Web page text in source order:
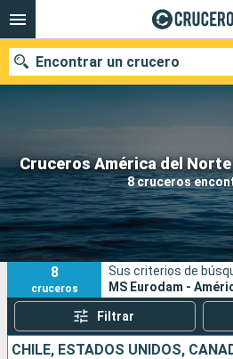
Cruceros América del
8 cruceros
Encontrar un crucero
Nuestros destinos
Fecha de salida
Puertos
8
cruceros
Sus criterios de
MS Eurodam -
Filtrar
CHILE, ESTADOS UNIDOS,